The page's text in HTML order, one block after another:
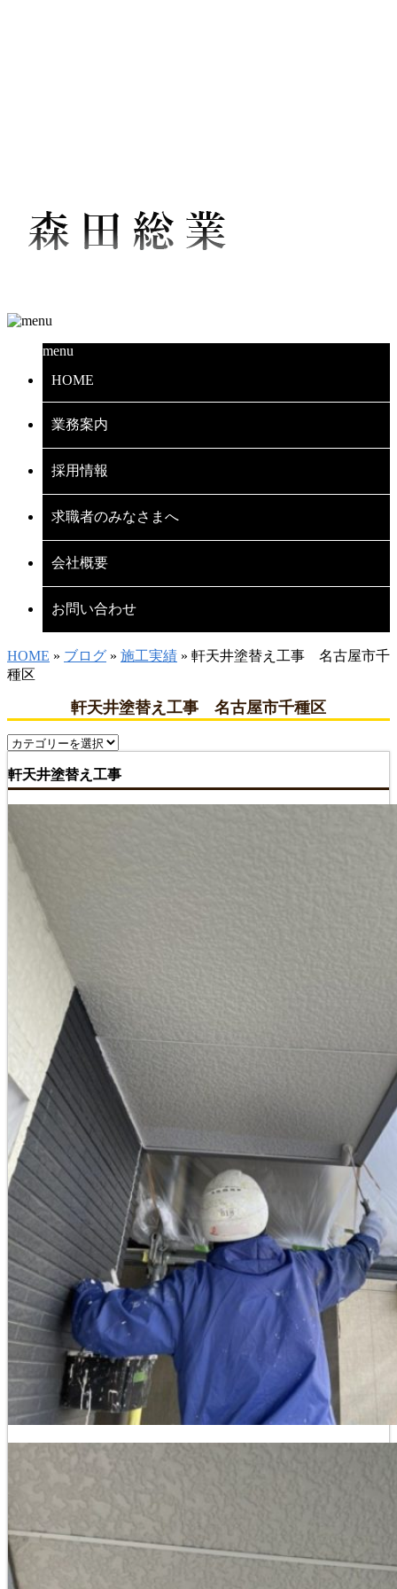
menu
HOME
業務案内
採用情報
求職者のみなさまへ
会社概要
お問い合わせ
HOME » ブログ » 施工実績 » 軒天井塗替え工事 名古屋市千
種区
軒天井塗替え工事 名古屋市千種区
軒天井塗替え工事